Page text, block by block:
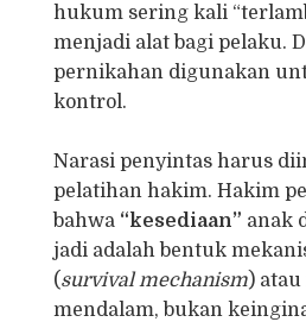
hukum sering kali
menjadi alat bagi pelaku.
pernikahan digunakan
kontrol.
Narasi penyintas harus
pelatihan hakim. Hakim
bahwa “kesediaan” anak
jadi adalah bentuk
(survival mechanism)
mendalam, bukan